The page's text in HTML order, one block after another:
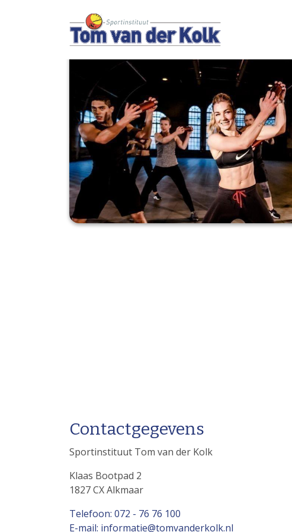
Contactgegevens
Sportinstituut Tom van der Kolk
Klaas Bootpad 2
1827 CX Alkmaar
Telefoon: 072 - 76 76 100
E-mail: informatie@tomvanderkolk.nl